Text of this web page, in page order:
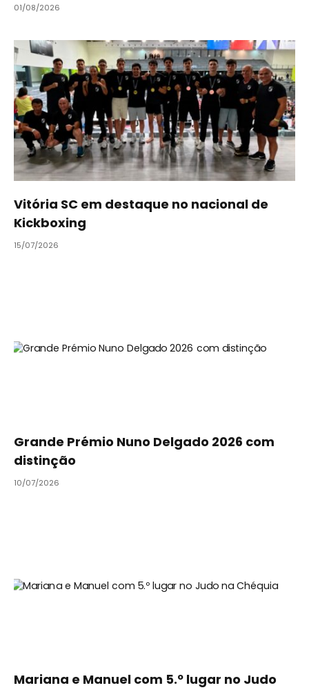
01/08/2026
Vitória SC em destaque no nacional de
Kickboxing
15/07/2026
Grande Prémio Nuno Delgado 2026 com
distinção
10/07/2026
Mariana e Manuel com 5.º lugar no Judo